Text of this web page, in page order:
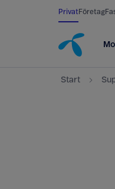
Privat Företag
Start